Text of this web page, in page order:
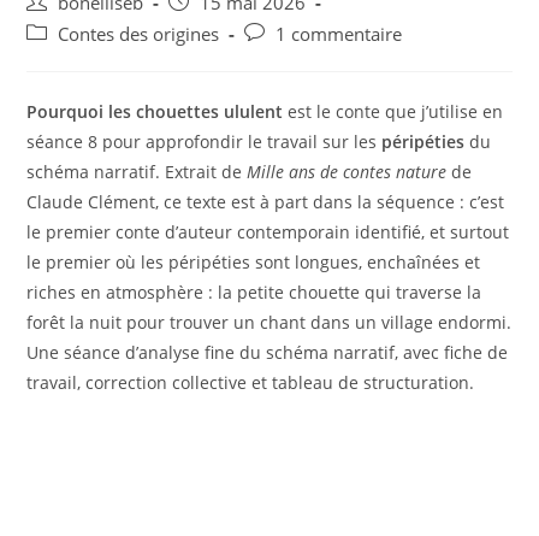
Contes des origines
1 commentaire
Pourquoi les chouettes ululent est le conte que j’utilise en
séance 8 pour approfondir le travail sur les péripéties du
schéma narratif. Extrait de Mille ans de contes nature de
Claude Clément, ce texte est à part dans la séquence : c’est
le premier conte d’auteur contemporain identifié, et surtout
le premier où les péripéties sont longues, enchaînées et
riches en atmosphère : la petite chouette qui traverse la
forêt la nuit pour trouver un chant dans un village endormi.
Une séance d’analyse fine du schéma narratif, avec fiche de
travail, correction collective et tableau de structuration.